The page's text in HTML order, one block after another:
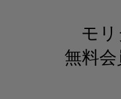
モ
無料会